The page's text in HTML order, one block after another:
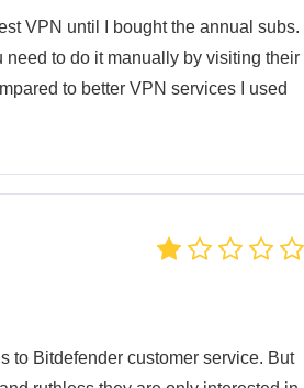
VPN until I bought the annual subs.
need to do it manually by visiting their
to better VPN services I used
to Bitdefender customer service. But